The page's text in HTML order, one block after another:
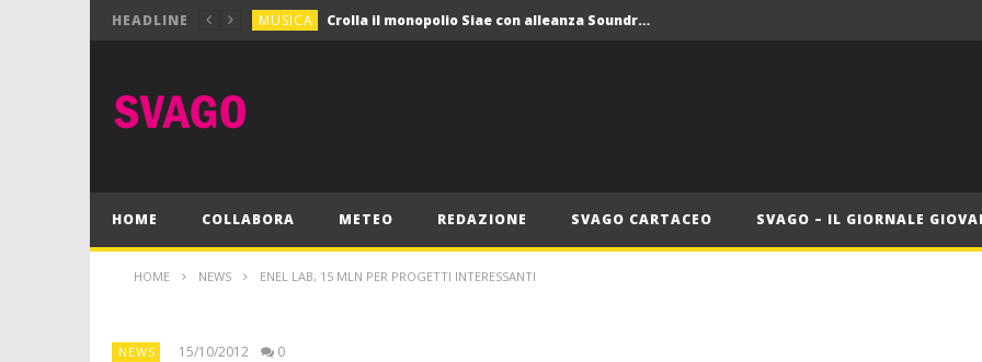
HEADLINE MUSICA Crolla il monopolio Siae con alleanza Soundreef – LEA
MUSICA Crolla il monopolio Siae con alleanza Soundreef – LEA
HOME COLLABORA METEO REDAZIONE SVAGO CARTACEO SVAGO – IL GIORNALE
HOME NEWS ENEL LAB, 15 MLN PER PROGETTI INTERESSANTI
NEWS 15/10/2012 0